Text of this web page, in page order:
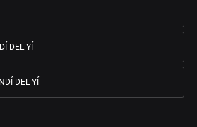
DEL YÍ
DEL YÍ